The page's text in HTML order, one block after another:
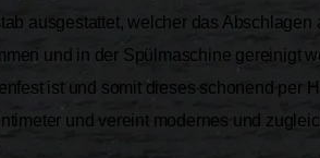
ausgestattet, welcher das
und in der Spülmaschine gereinigt
ist und somit dieses schonend per
und vereint modernes und